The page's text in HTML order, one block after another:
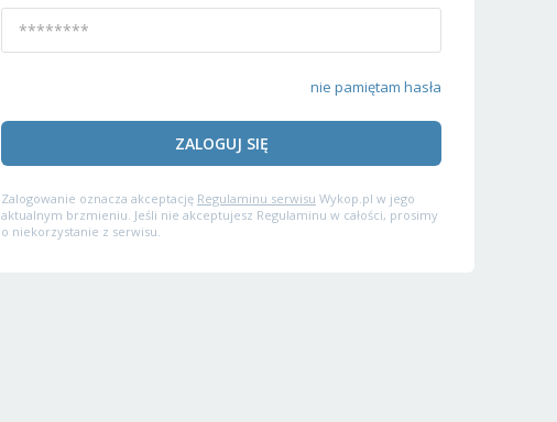
nie pamiętam hasła
ZALOGUJ SIĘ
Zalogowanie oznacza akceptację Regulaminu serwisu Wykop.pl w jego
aktualnym brzmieniu. Jeśli nie akceptujesz Regulaminu w całości, prosimy
o niekorzystanie z serwisu.